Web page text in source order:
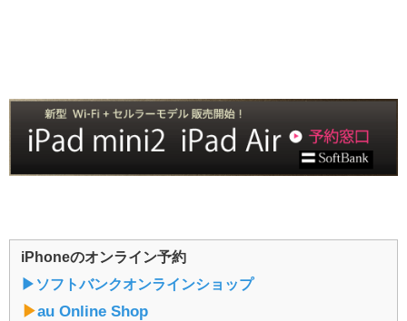
iPhoneのオンライン予約
▶︎ソフトバンクオンラインショップ
▶︎au Online Shop